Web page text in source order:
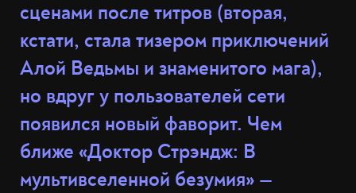
сценами после титров (вторая,
кстати, стала тизером приключений
Алой Ведьмы и знаменитого мага),
но вдруг у пользователей сети
появился новый фаворит. Чем
ближе «Доктор Стрэндж: В
мультивселенной безумия» —